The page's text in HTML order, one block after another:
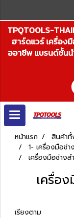
TPQTOOLS-
ฮาร์ดแวร์ เครื่อง
ออาชีพ แบรนด์ชั้น
หน้าแรก
สินค้า
1- เครื่องมือช่
เครื่องมือช่างส
เครื่อ
เรียงตาม